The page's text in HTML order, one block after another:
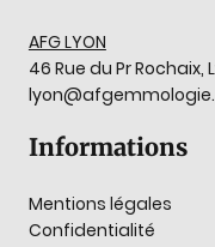
Informations
Mentions légales
Confidentialité
AFG LYON
46 Rue du Pr Rochaix,